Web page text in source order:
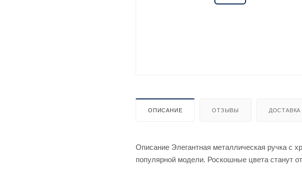
ОПИСАНИЕ ОТЗЫВЫ ДОСТАВКА
Описание Элегантная металлическая ручка с
популярной модели. Роскошные цвета станут